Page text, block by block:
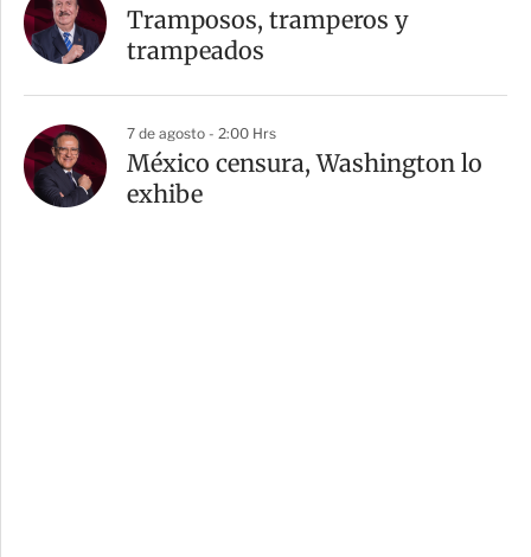
Tramposos, tramperos y
trampeados
7 de agosto - 2:00 Hrs
México censura, Washington lo
exhibe